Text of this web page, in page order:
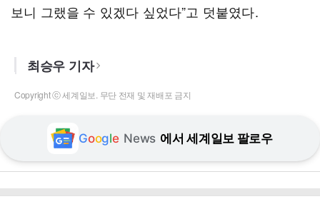
보니 그랬을 수 있겠다 싶었다”고 덧붙였다.
최승우 기자
Copyright ⓒ 세계일보. 무단 전재 및 재배포 금지
Google News 에서 세계일보 팔로우